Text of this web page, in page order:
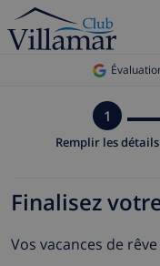
1
Remplir les détails
Finalisez
Vos vacances de